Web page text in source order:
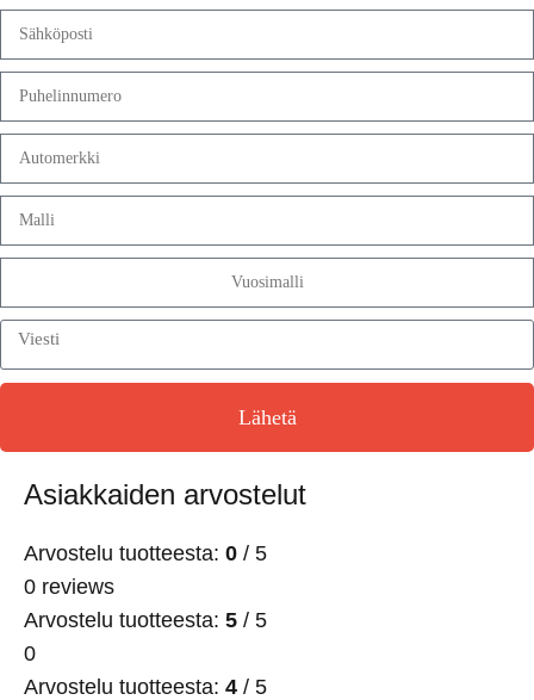
Lähetä
Asiakkaiden arvostelut
Arvostelu tuotteesta: 0 / 5
0 reviews
Arvostelu tuotteesta: 5 / 5
0
Arvostelu tuotteesta: 4 / 5